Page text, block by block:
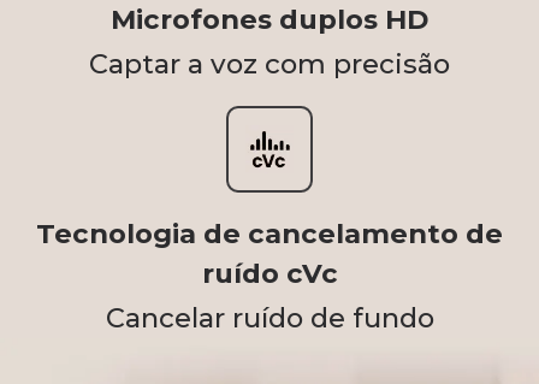
Microfones duplos HD
Captar a voz com precisão
Tecnologia de cancelamento de
ruído cVc
Cancelar ruído de fundo